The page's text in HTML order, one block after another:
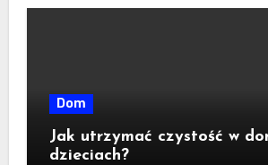
Dom
Jak utrzymać czystość w
dzieciach?